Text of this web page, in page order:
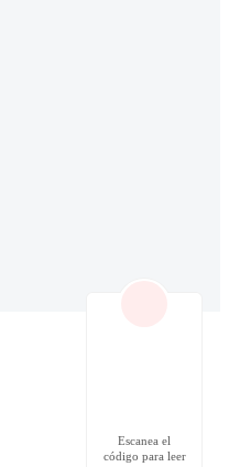
Escanea el
código para leer